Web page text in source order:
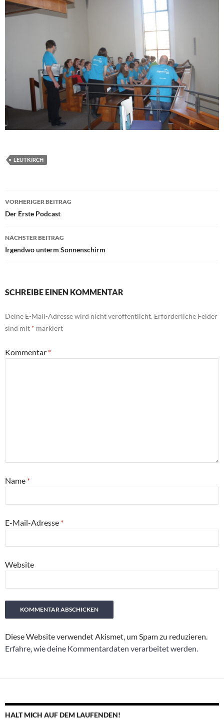
LEUTKIRCH
Beitragsnavigation
VORHERIGER BEITRAG
Der Erste Podcast
NÄCHSTER BEITRAG
Irgendwo unterm Sonnenschirm
SCHREIBE EINEN KOMMENTAR
Deine E-Mail-Adresse wird nicht veröffentlicht. Erforderliche Felder
sind mit * markiert
Kommentar *
Name *
E-Mail-Adresse *
Website
Diese Website verwendet Akismet, um Spam zu reduzieren.
Erfahre, wie deine Kommentardaten verarbeitet werden.
HALT MICH AUF DEM LAUFENDEN!